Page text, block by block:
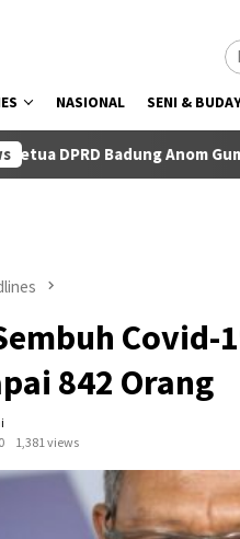
NASIONAL SENI &
Badung Anom Gumanti Pimpin
Covid-
842 Orang
1,381 views